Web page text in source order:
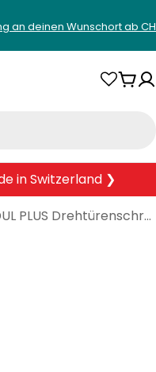
an deinen Wunschort ab
in Switzerland ❯
MODUL PLUS Drehtürenschrank